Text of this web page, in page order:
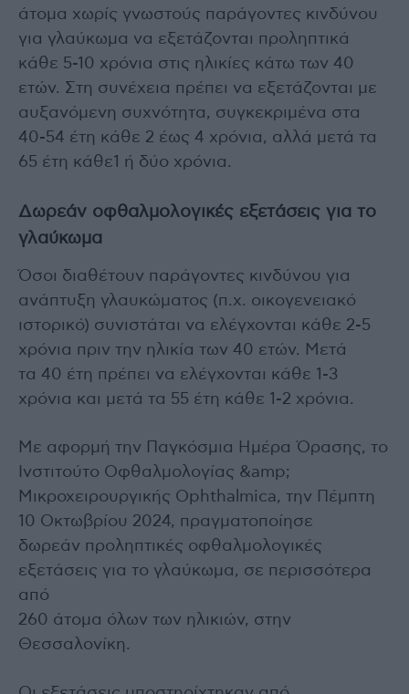
άτομα χωρίς γνωστούς παράγοντες κινδύνου
για γλαύκωμα να εξετάζονται προληπτικά
κάθε 5-10 χρόνια στις ηλικίες κάτω των 40
ετών. Στη συνέχεια πρέπει να εξετάζονται με
αυξανόμενη συχνότητα, συγκεκριμένα στα
40-54 έτη κάθε 2 έως 4 χρόνια, αλλά μετά τα
65 έτη κάθε1 ή δύο χρόνια.
Δωρεάν οφθαλμολογικές εξετάσεις για το
γλαύκωμα
Όσοι διαθέτουν παράγοντες κινδύνου για
ανάπτυξη γλαυκώματος (π.χ. οικογενειακό
ιστορικό) συνιστάται να ελέγχονται κάθε 2-5
χρόνια πριν την ηλικία των 40 ετών. Μετά
τα 40 έτη πρέπει να ελέγχονται κάθε 1-3
χρόνια και μετά τα 55 έτη κάθε 1-2 χρόνια.
Με αφορμή την Παγκόσμια Ημέρα Όρασης, το
Ινστιτούτο Οφθαλμολογίας &amp;
Μικροχειρουργικής Ophthalmica, την Πέμπτη
10 Οκτωβρίου 2024, πραγματοποίησε
δωρεάν προληπτικές οφθαλμολογικές
εξετάσεις για το γλαύκωμα, σε περισσότερα
από
260 άτομα όλων των ηλικιών, στην
Θεσσαλονίκη.